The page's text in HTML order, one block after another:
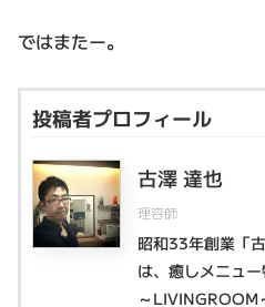
ではまたー。
投稿者プロフィール
古澤 達也
理容師
昭和33年創業「
は、癒しメニュ
～LIVINGROOM